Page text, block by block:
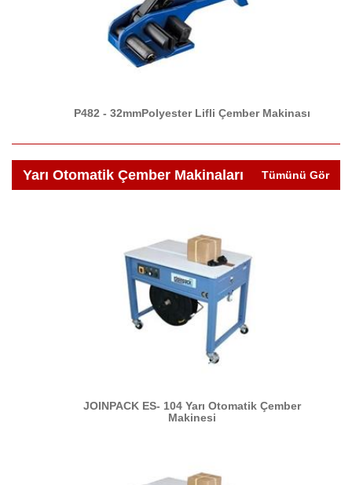
P482 - 32mmPolyester Lifli Çember Makinası
Yarı Otomatik Çember Makinaları Tümünü Gör
JOINPACK ES- 104 Yarı Otomatik Çember
Makinesi